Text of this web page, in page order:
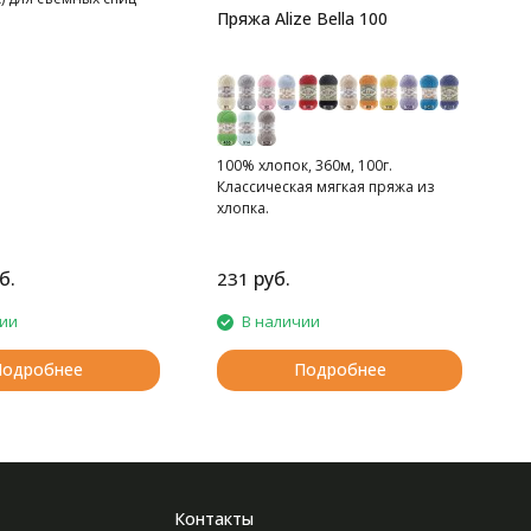
Пряжа Alize Bella 100
100% хлопок, 360м, 100г.
Классическая мягкая пряжа из
хлопка.
231 руб.
В наличии
Подробнее
Контакты